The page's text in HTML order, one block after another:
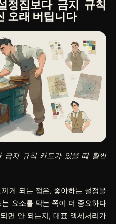
정집보다 금지 규칙
오래 버팁니다
금지 규칙 카드가 있을 때 훨씬
게 되는 점은, 좋아하는 설정을
요소를 막는 쪽이 더 중요하다
면 안 되는지, 대표 액세서리가